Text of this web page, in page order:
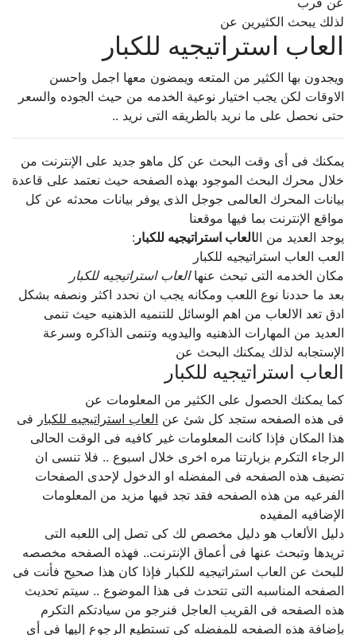
لذلك يبحث الكثيرين عن
العاب استراتيجيه للكبار
ويجدون بها الكثير من المتعه ويمضون معها اجمل واحسن
الاوقات لكن يجب اختيار نوعية الخدمه من حيث الجوده والسعر
حتى نحصل على ما نريد بالطريقه التى نريد ..
يمكنك فى أى وقت البحث عن كل ماهو جديد على الإنترنت من
خلال محرك البحث الموجود بهذه الصفحه حيث نعتمد على قاعدة
بيانات المحرك العالمى جوجل الذى يوفر بيانات محدثه عن كل
مواقع الإنترنت بما فيها موقعنا
يوجد العديد من ال العاب استراتيجيه للكبار:
العب العاب استراتيجيه للكبار
مكان الخدمه التى تبحث عنهاالعاب استراتيجيه للكبار
بعد ما حددنا نوع اللعب ومكانه يجب ان نحدد اكثر ونصفه بشكل
ادق تعد الالعاب من اهم الوسائل للتنميه الذهنيه حيث تنمى
العديد من المهارات الذهنيه واليدويه وتنمى الذاكره وسرعة
الإستجابه لذلك يمكنك البحث عن
العاب استراتيجيه للكبار
كما يمكنك الحصول على الكثير من المعلومات عن
فى هذه الصفحه ستجد كل شئ عنالعاب استراتيجيه للكبارفى
هذا المكان فإذا كانت المعلومات غير كافيه فى الوقت الحالى
الرجاء التكرم بزيارتنا مره اخرى خلال اسبوع .. فلا تنسى ان
تضيف هذه الصفحه فى المفضله او الدخول لإحدى الصفحات
الفرعيه من هذه الصفحه فقد تجد فيها مزيد من المعلومات
الإضافيه المفيده
دليل الألعاب هو دليل مخصص لك كى تصل إلى اللعبه التى
تريدها وتبحث عنها فى أعماق الإنترنت.. فهذه الصفحه مخصصه
للبحث عن العاب استراتيجيه للكبار فإذا كان هذا صحيح فأنت فى
الصفحه المناسبه التى تتحدث فى هذا الموضوع .. سيتم تحديث
هذه الصفحه فى القريب العاجل فنرجو من سيادتكم التكرم
بإضافة هذه الصفحه للمفضله كى تستطيع الرجوع إليها فى أى